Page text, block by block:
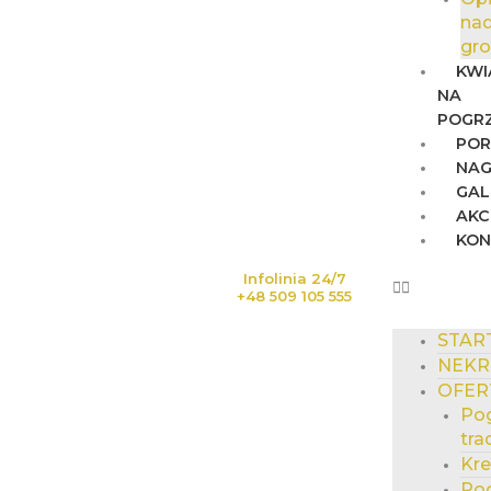
Infolinia 24/7
+48 509 105 555
NA